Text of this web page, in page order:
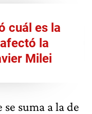
cuál es la
la
Milei
suma a la de